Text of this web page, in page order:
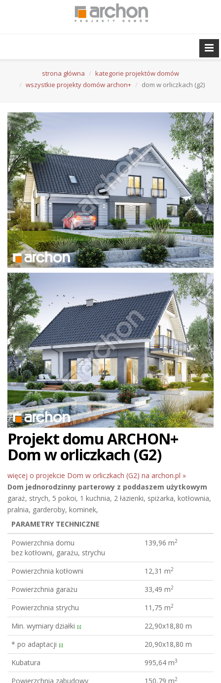
strona główna
kategorie projektów domów
wszystkie projekty domów archon+
dom w orliczkach (g2)
Projekt domu ARCHON+
Dom w orliczkach (G2)
więcej o projekcie Dom w orliczkach (G2) na archon.pl »
Dom jednorodzinny parterowy z poddaszem użytkowym
garaż, strych, 5 pokoi, 1 kuchnia, 2 łazienki, spiżarka, kotłownia,
pralnia, garderoby, kominek,
PARAMETRY TECHNICZNE
Powierzchnia domu
bez kotłowni, garażu, strychu
139,96 m2
Powierzchnia kotłowni 12,31 m2
Powierzchnia garażu 33,49 m2
Powierzchnia strychu 11,75 m2
Min. wymiary działki [i]
22,90x18,80 m
* po adaptacji [i]
20,90x18,80 m
Kubatura
995,64 m3
Powierzchnia zabudowy 150,79 m2